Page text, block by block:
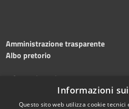
Amministrazione trasparente
Albo pretorio
Informativa privacy
Dichiarazione di accessibilità
Informazioni
Questo sito web utilizza cookie